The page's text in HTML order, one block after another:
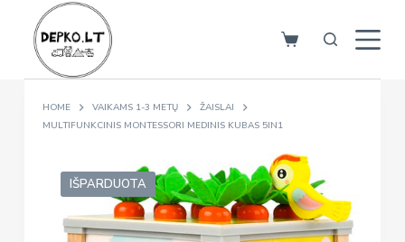
HOME VAIKAMS 1-3 METŲ
ŽAISLAI
MULTIFUNKCINIS MONTESSORI MEDINIS KUBAS 5IN1
IŠPARDUOTA